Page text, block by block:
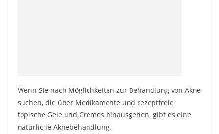
Wenn Sie nach Möglichkeiten zur Behandlung von Akne
suchen, die über Medikamente und rezeptfreie
topische Gele und Cremes hinausgehen, gibt es eine
natürliche Aknebehandlung.